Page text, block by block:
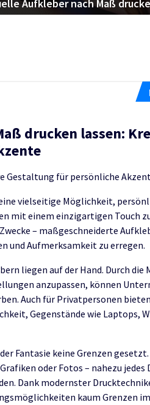
Aufkleber nach Maß
drucken lassen:
Gestaltung für persönliche
vielseitige Möglichkeit,
mit einem einzigartigen Touch
– maßgeschneiderte
und Aufmerksamkeit zu erregen.
liegen auf der Hand. Durch die
anzupassen, können
Auch für Privatpersonen bieten
Gegenstände wie Laptops,
Fantasie keine Grenzen
oder Fotos – nahezu jedes
Dank modernster
kaum Grenzen im